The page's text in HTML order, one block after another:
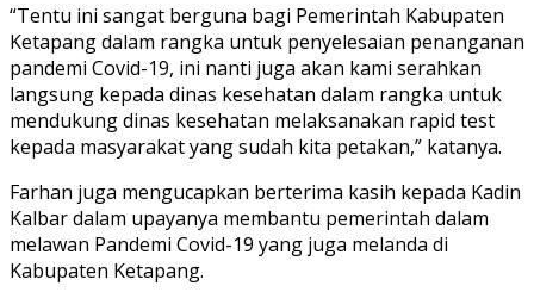
“Tentu ini sangat berguna bagi Pemerintah Kabupaten
Ketapang dalam rangka untuk penyelesaian penanganan
pandemi Covid-19, ini nanti juga akan kami serahkan
langsung kepada dinas kesehatan dalam rangka untuk
mendukung dinas kesehatan melaksanakan rapid test
kepada masyarakat yang sudah kita petakan,” katanya.
Farhan juga mengucapkan berterima kasih kepada Kadin
Kalbar dalam upayanya membantu pemerintah dalam
melawan Pandemi Covid-19 yang juga melanda di
Kabupaten Ketapang.